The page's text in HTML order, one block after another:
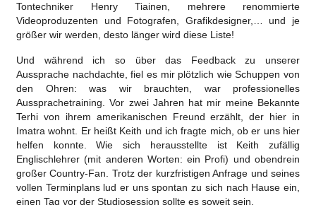
Tontechniker Henry Tiainen, mehrere renommierte
Videoproduzenten und Fotografen, Grafikdesigner,… und je
größer wir werden, desto länger wird diese Liste!
Und während ich so über das Feedback zu unserer
Aussprache nachdachte, fiel es mir plötzlich wie Schuppen von
den Ohren: was wir brauchten, war professionelles
Aussprachetraining. Vor zwei Jahren hat mir meine Bekannte
Terhi von ihrem amerikanischen Freund erzählt, der hier in
Imatra wohnt. Er heißt Keith und ich fragte mich, ob er uns hier
helfen konnte. Wie sich herausstellte ist Keith zufällig
Englischlehrer (mit anderen Worten: ein Profi) und obendrein
großer Country-Fan. Trotz der kurzfristigen Anfrage und seines
vollen Terminplans lud er uns spontan zu sich nach Hause ein,
einen Tag vor der Studiosession sollte es soweit sein.